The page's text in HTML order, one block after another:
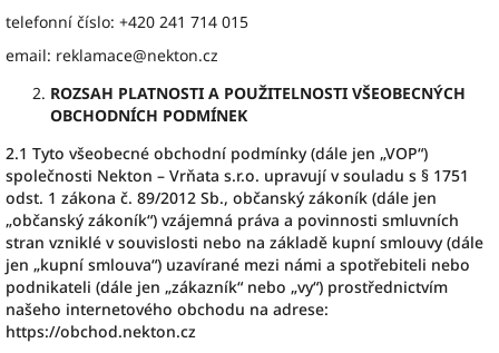
telefonní číslo: +420 241 714 015
email: reklamace@nekton.cz
ROZSAH PLATNOSTI A POUŽITELNOSTI VŠEOBECNÝCH
OBCHODNÍCH PODMÍNEK
2.1 Tyto všeobecné obchodní podmínky (dále jen „VOP“)
společnosti Nekton – Vrňata s.r.o. upravují v souladu s § 1751
odst. 1 zákona č. 89/2012 Sb., občanský zákoník (dále jen
„občanský zákoník“) vzájemná práva a povinnosti smluvních
stran vzniklé v souvislosti nebo na základě kupní smlouvy (dále
jen „kupní smlouva“) uzavírané mezi námi a spotřebiteli nebo
podnikateli (dále jen „zákazník“ nebo „vy“) prostřednictvím
našeho internetového obchodu na adrese:
https://obchod.nekton.cz